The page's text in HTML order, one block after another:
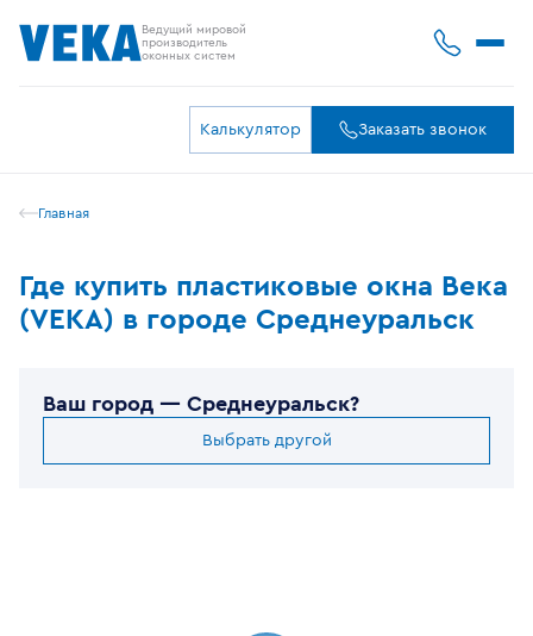
Ведущий мировой
производитель
оконных систем
Калькулятор Заказать звонок
Главная
Где купить пластиковые окна Века
(VEKA) в городе Среднеуральск
Ваш город — Среднеуральск?
Выбрать другой